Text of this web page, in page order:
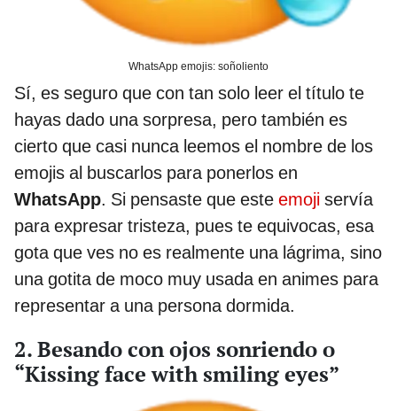
WhatsApp emojis: soñoliento
Sí, es seguro que con tan solo leer el título te
hayas dado una sorpresa, pero también es
cierto que casi nunca leemos el nombre de los
emojis al buscarlos para ponerlos en
WhatsApp. Si pensaste que este emoji servía
para expresar tristeza, pues te equivocas, esa
gota que ves no es realmente una lágrima, sino
una gotita de moco muy usada en animes para
representar a una persona dormida.
2. Besando con ojos sonriendo o
“Kissing face with smiling eyes”